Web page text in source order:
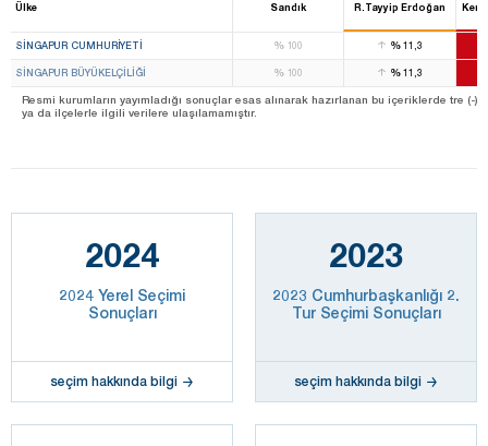
Ülke Sandık R.Tayyip Erdoğan
SINGAPUR CUMHURIYETI %100 %11,3
SINGAPUR BÜYÜKELÇILIĞI %100 %11,3
Resmi kurumların yayımladığı sonuçlar esas alınarak hazırlanan bu içeriklerde tre (-)
ya da ilçelerle ilgili verilere ulaşılamamıştır.
2024
2024 Yerel Seçimi
Sonuçları
seçim hakkında bilgi
2023
2023 Cumhurbaşkanlığı 2.
Tur Seçimi Sonuçları
seçim hakkında bilgi